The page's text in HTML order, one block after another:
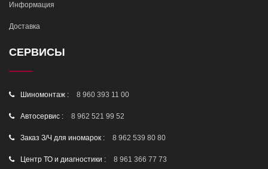
Информация
Доставка
СЕРВИСЫ
Шиномонтаж : 8 960 393 11 00
Автосервис : 8 962 521 99 52
Заказ З/Ч для иномарок : 8 962 539 80 80
Центр ТО и диагностики : 8 961 366 77 73